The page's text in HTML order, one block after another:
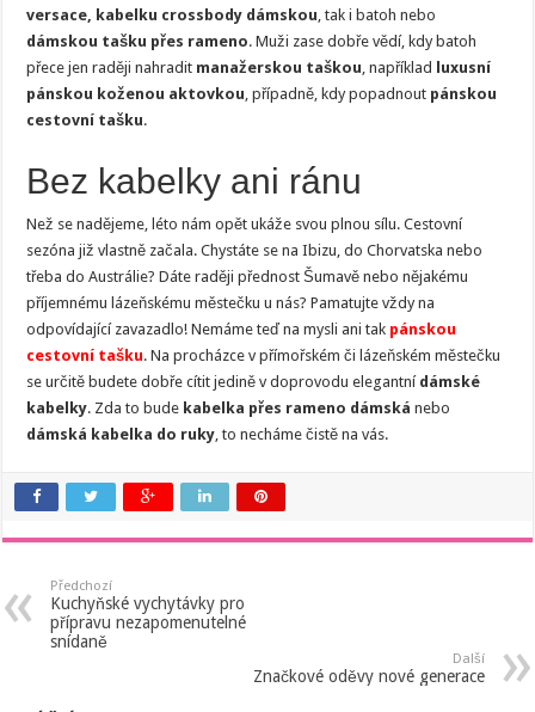
versace, kabelku crossbody dámskou, tak i batoh nebo
dámskou tašku přes rameno. Muži zase dobře vědí, kdy batoh
přece jen raději nahradit manažerskou taškou, například
luxusní
pánskou koženou aktovkou, případně, kdy popadnout pánskou
cestovní tašku.
Bez kabelky ani ránu
Než se nadějeme, léto nám opět ukáže svou plnou sílu. Cestovní
sezóna již vlastně začala. Chystáte se na Ibizu, do Chorvatska nebo
třeba do Austrálie? Dáte raději přednost Šumavě nebo nějakému
příjemnému lázeňskému městečku u nás? Pamatujte vždy na
odpovídající zavazadlo! Nemáme teď na mysli ani tak pánskou
cestovní tašku. Na procházce v přímořském či lázeňském městečku
se určitě budete dobře cítit jedině v doprovodu elegantní dámské
kabelky. Zda to bude kabelka přes rameno dámská nebo
dámská kabelka do ruky, to necháme čistě na vás.
Předchozí
Kuchyňské vychytávky pro
přípravu nezapomenutelné
snídaně
Další
Značkové oděvy nové generace